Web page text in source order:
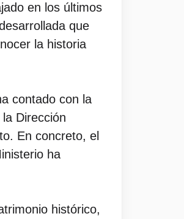
en los últimos
que
la historia
contado con la
Dirección
En concreto, el
ha
histórico,